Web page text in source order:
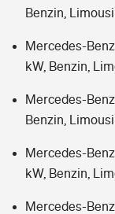
Benzin,
Mercedes-
kW, Benzin,
Mercedes-
Benzin,
Mercedes-
kW, Benzin,
Mercedes-